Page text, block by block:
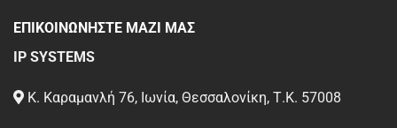
ΕΠΙΚΟΙΝΩΝΗΣΤΕ ΜΑΖΙ ΜΑΣ
IP SYSTEMS
Κ. Καραμανλή 76, Ιωνία, Θεσσαλονίκη, Τ.Κ. 57008